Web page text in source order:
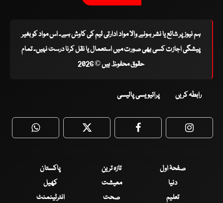
ہم نیوز پر شائع یا نشر ہونے والا مواد ادارتی ٹیم کی کاوش ہے۔ اس مواد کو بغیر
پیشگی اجازت کسی بھی صورت میں استعمال یا نقل کرنا درست نہیں۔ تمام
حقوق محفوظ ہیں © 2026
رابطہ کریں پرائیویسی پالیسی
WhatsApp Twitter Facebook
صفحۂ اول تازہ ترین
پاکستان
دنیا
معیشت
کھیل
تعلیم
صحت انٹرٹینمنٹ